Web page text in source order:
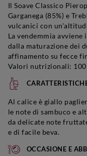
Il Soave Classico
Garganega (85%) e
vulcanici con
La vendemmia
dalla maturazione dei
affinamento su fecce
Valori nutrizionali: 100
Al calice è giallo
le note di sambuco e
da delicate note
e di facile beva.
OCCASIONE E